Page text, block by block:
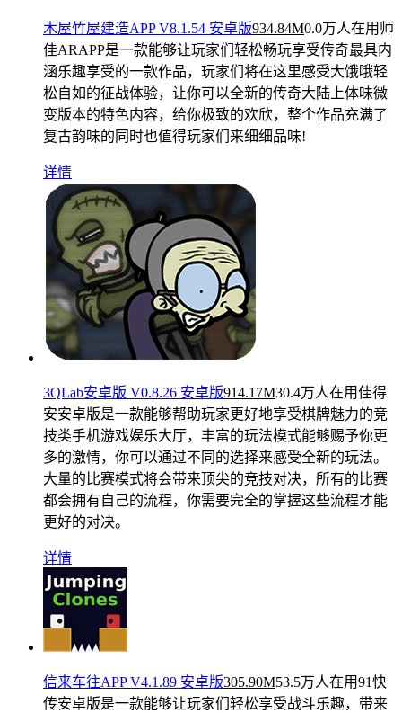
木屋竹屋建造APP V8.1.54 安卓版934.84M0.0万人在用 师
佳ARAPP是一款能够让玩家们轻松畅玩享受传奇最具内
涵乐趣享受的一款作品，玩家们将在这里感受大饿哦轻
松自如的征战体验，让你可以全新的传奇大陆上体味微
变版本的特色内容，给你极致的欢欣，整个作品充满了
复古韵味的同时也值得玩家们来细细品味!
详情
3QLab安卓版 V0.8.26 安卓版914.17M30.4万人在用佳得
安安卓版是一款能够帮助玩家更好地享受棋牌魅力的竞
技类手机游戏娱乐大厅，丰富的玩法模式能够赐予你更
多的激情，你可以通过不同的选择来感受全新的玩法。
大量的比赛模式将会带来顶尖的竞技对决，所有的比赛
都会拥有自己的流程，你需要完全的掌握这些流程才能
更好的对决。
详情
信来车往APP V4.1.89 安卓版305.90M53.5万人在用91快
传安卓版是一款能够让玩家们轻松享受战斗乐趣，带来